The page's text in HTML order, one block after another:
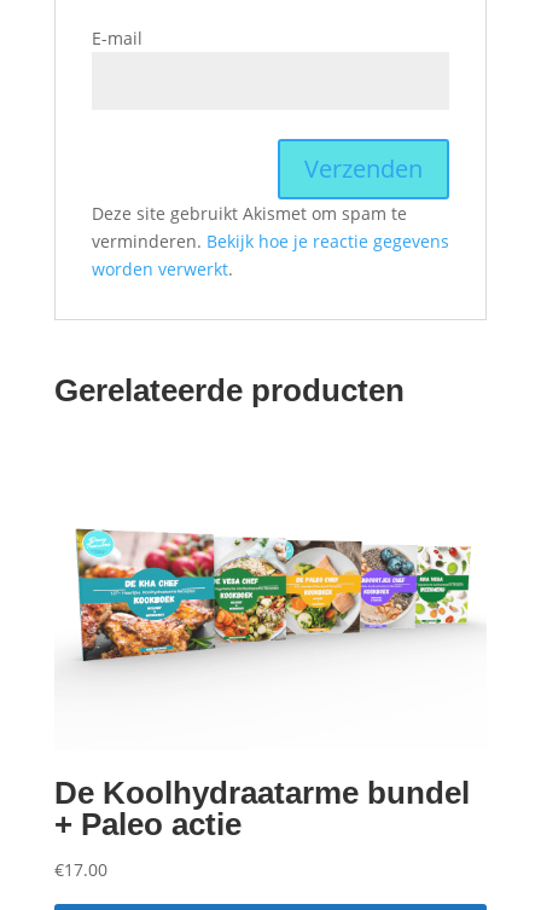
E-mail
Deze site gebruikt Akismet om spam te
verminderen. Bekijk hoe je reactie gegevens
worden verwerkt.
Gerelateerde producten
De Koolhydraatarme bundel
+ Paleo actie
€17.00